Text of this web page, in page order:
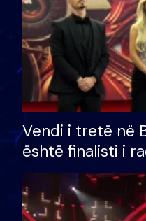
Vendi i tretë në
është finalisti i